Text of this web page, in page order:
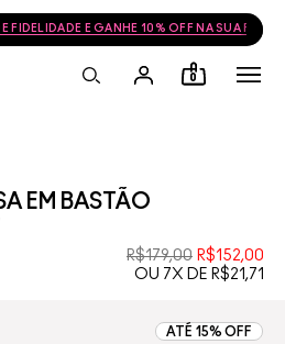
FIDELIDADE E GANHE 10% OFF NA SUA
0
EM BASTÃO
R$179,00 R$152,00
OU 7X DE R$21,71
ATÉ 15% OFF